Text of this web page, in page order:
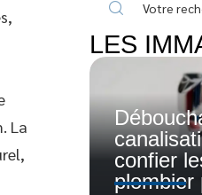
La
LES
confier
plombier